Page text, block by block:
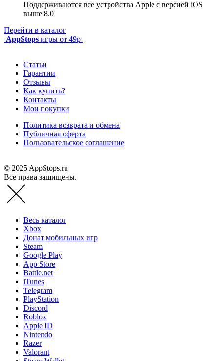
Поддерживаются все устройства Apple с версией iOS
выше 8.0
Перейти в каталог
AppStops игры от 49р
Статьи
Гарантии
Отзывы
Как купить?
Контакты
Мои покупки
Политика возврата и обмена
Публичная оферта
Пользовательское соглашение
© 2025 AppStops.ru
Все права защищены.
Весь каталог
Xbox
Донат мобильных игр
Steam
Google Play
App Store
Battle.net
iTunes
Telegram
PlayStation
Discord
Roblox
Apple ID
Nintendo
Razer
Valorant